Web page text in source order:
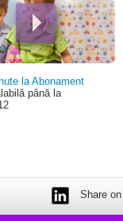
la Abonament
până la
Share